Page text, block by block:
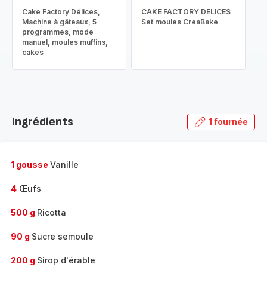
Cake Factory Délices,
Machine à gâteaux, 5
programmes, mode
manuel, moules muffins,
cakes
CAKE FACTORY DELICES
Set moules CreaBake
Ingrédients 1 fournée
1 gousse Vanille
4 Œufs
500 g Ricotta
90 g Sucre semoule
200 g Sirop d'érable